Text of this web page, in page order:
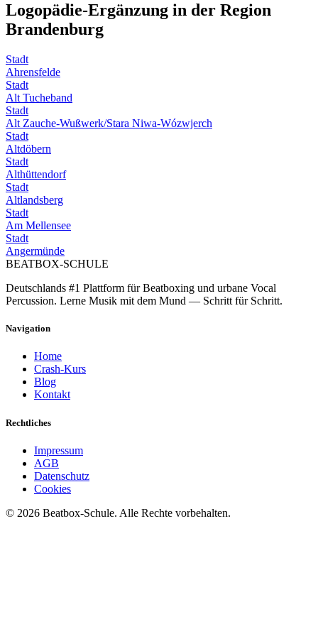
Logopädie-Ergänzung in der Region
Brandenburg
Stadt
Ahrensfelde
Stadt
Alt Tucheband
Stadt
Alt Zauche-Wußwerk/Stara Niwa-Wózwjerch
Stadt
Altdöbern
Stadt
Althüttendorf
Stadt
Altlandsberg
Stadt
Am Mellensee
Stadt
Angermünde
BEATBOX-SCHULE
Deutschlands #1 Plattform für Beatboxing und urbane Vocal
Percussion. Lerne Musik mit dem Mund — Schritt für Schritt.
Navigation
Home
Crash-Kurs
Blog
Kontakt
Rechtliches
Impressum
AGB
Datenschutz
Cookies
© 2026 Beatbox-Schule. Alle Rechte vorbehalten.